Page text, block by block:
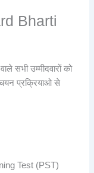
Bharti
सभी उम्मीदवारों को
चयन प्रक्रियाओ से
Test (PST)